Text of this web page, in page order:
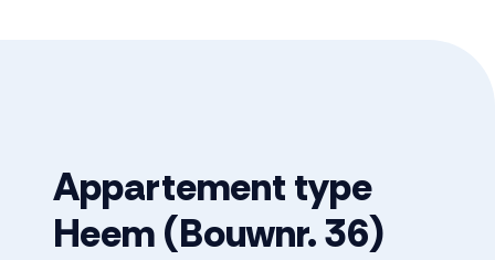
Appartement type
Heem(Bouwnr. 36)